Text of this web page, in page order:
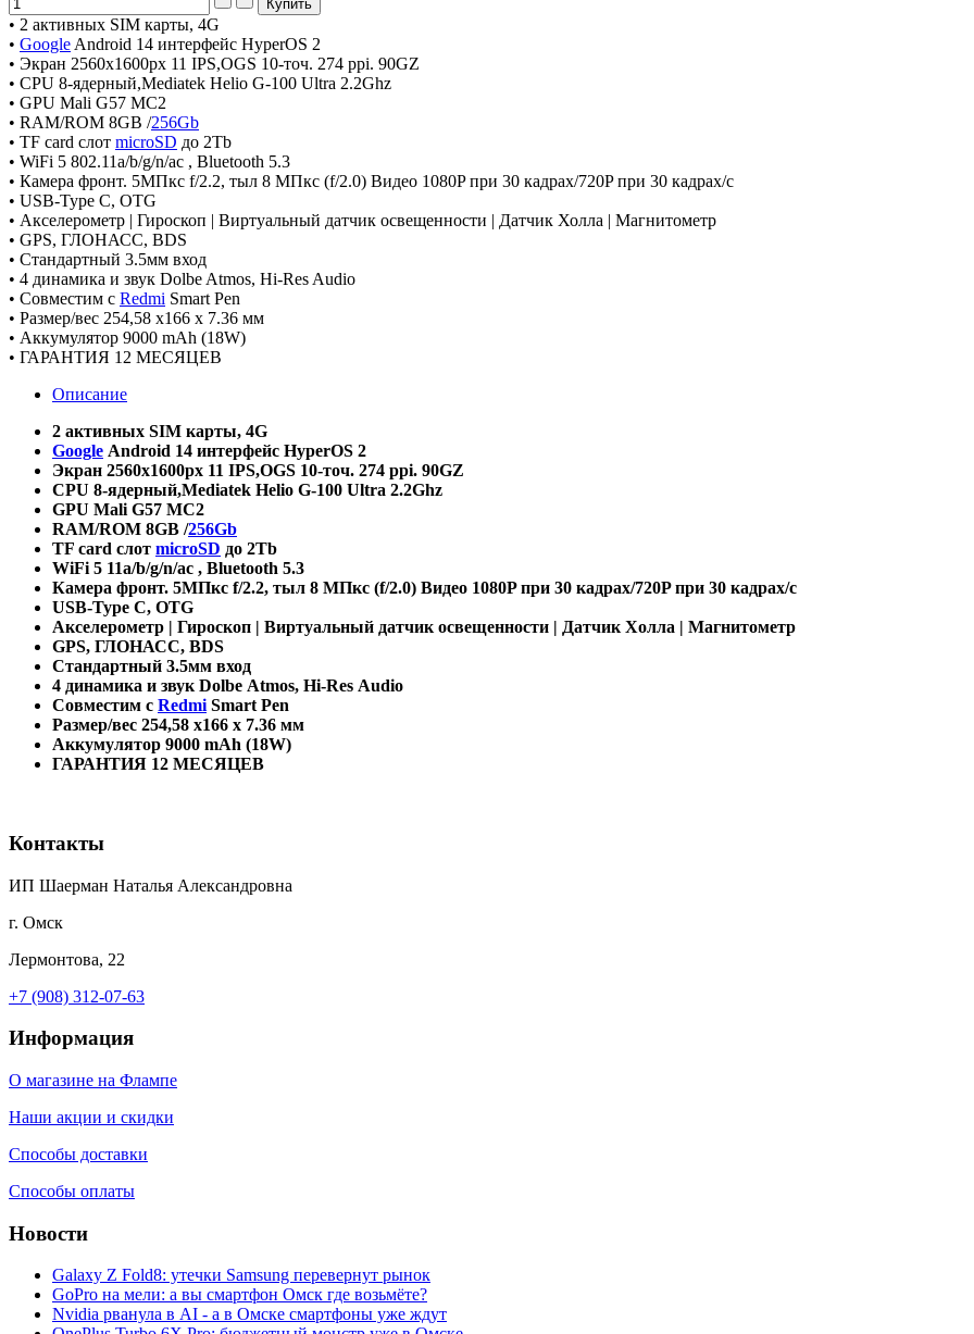
• 2 активных SIM карты, 4G
• Google Android 14 интерфейс HyperOS 2
• Экран 2560х1600px 11 IPS,OGS 10-точ. 274 ppi. 90GZ
• CPU 8-ядерный,Mediatek Helio G-100 Ultra 2.2Ghz
• GPU Mali G57 MC2
• RAM/ROM 8GB /256Gb
• TF card слот microSD до 2Tb
• WiFi 5 802.11a/b/g/n/ac , Bluetooth 5.3
• Камера фронт. 5МПкс f/2.2, тыл 8 МПкс (f/2.0) Видео 1080P при 30 кадрах/720P при 30 кадрах/с
• USB-Type C, OTG
• Акселерометр | Гироскоп | Виртуальный датчик освещенности | Датчик Холла | Магнитометр
• GPS, ГЛОНАСС, BDS
• Стандартный 3.5мм вход
• 4 динамика и звук Dolbe Atmos, Hi-Res Audio
• Совместим с Redmi Smart Pen
• Размер/вес 254,58 x166 x 7.36 мм
• Аккумулятор 9000 mAh (18W)
• ГАРАНТИЯ 12 МЕСЯЦЕВ
Описание
2 активных SIM карты, 4G
Google Android 14 интерфейс HyperOS 2
Экран 2560х1600px 11 IPS,OGS 10-точ. 274 ppi. 90GZ
CPU 8-ядерный,Mediatek Helio G-100 Ultra 2.2Ghz
GPU Mali G57 MC2
RAM/ROM 8GB /256Gb
TF card слот microSD до 2Tb
WiFi 5 11a/b/g/n/ac , Bluetooth 5.3
Камера фронт. 5МПкс f/2.2, тыл 8 МПкс (f/2.0) Видео 1080P при 30 кадрах/720P при 30 кадрах/с
USB-Type C, OTG
Акселерометр | Гироскоп | Виртуальный датчик освещенности | Датчик Холла | Магнитометр
GPS, ГЛОНАСС, BDS
Стандартный 3.5мм вход
4 динамика и звук Dolbe Atmos, Hi-Res Audio
Совместим с Redmi Smart Pen
Размер/вес 254,58 x166 x 7.36 мм
Аккумулятор 9000 mAh (18W)
ГАРАНТИЯ 12 МЕСЯЦЕВ
Контакты
ИП Шаерман Наталья Александровна
г. Омск
Лермонтова, 22
+7 (908) 312-07-63
Информация
О магазине на Флампе
Наши акции и скидки
Способы доставки
Способы оплаты
Новости
Galaxy Z Fold8: утечки Samsung перевернут рынок
GoPro на мели: а вы смартфон Омск где возьмёте?
Nvidia рванула в AI - а в Омске смартфоны уже ждут